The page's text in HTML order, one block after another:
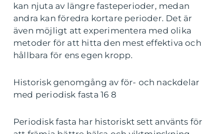
kan njuta av längre fasteperioder, medan
andra kan föredra kortare perioder. Det är
även möjligt att experimentera med olika
metoder för att hitta den mest effektiva och
hållbara för ens egen kropp.
Historisk genomgång av för- och nackdelar
med periodisk fasta 16 8
Periodisk fasta har historiskt sett använts för